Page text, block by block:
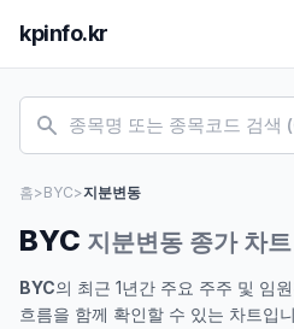
kpinfo.kr
홈>BYC>지분변동
BYC 지분변동 종가 차트
BYC의 최근 1년간 주요 주주 및 임
흐름을 함께 확인할 수 있는 차트입